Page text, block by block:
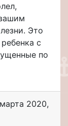
Это
с
по
2020,